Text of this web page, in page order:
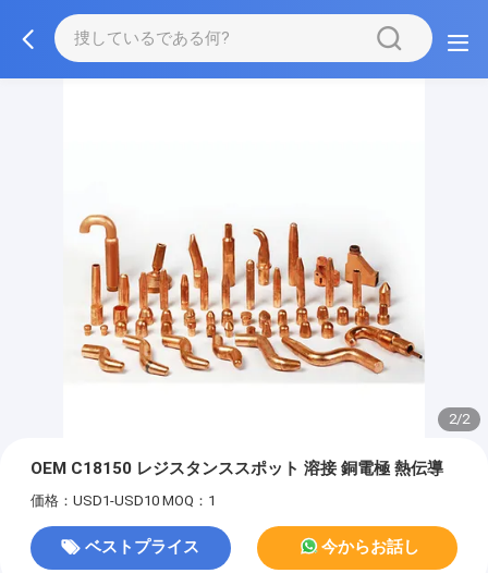
2/2
OEM C18150 レジスタンススポット 溶接 銅電極 熱伝導
価格：USD1-USD10 MOQ：1
ベストプライス 今からお話し